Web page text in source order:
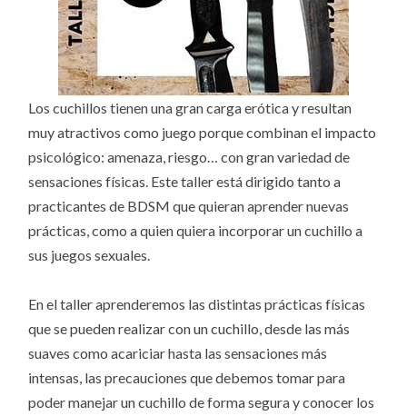
Los cuchillos tienen una gran carga erótica y resultan
muy atractivos como juego porque combinan el impacto
psicológico: amenaza, riesgo… con gran variedad de
sensaciones físicas. Este taller está dirigido tanto a
practicantes de BDSM que quieran aprender nuevas
prácticas, como a quien quiera incorporar un cuchillo a
sus juegos sexuales.
En el taller aprenderemos las distintas prácticas físicas
que se pueden realizar con un cuchillo, desde las más
suaves como acariciar hasta las sensaciones más
intensas, las precauciones que debemos tomar para
poder manejar un cuchillo de forma segura y conocer los